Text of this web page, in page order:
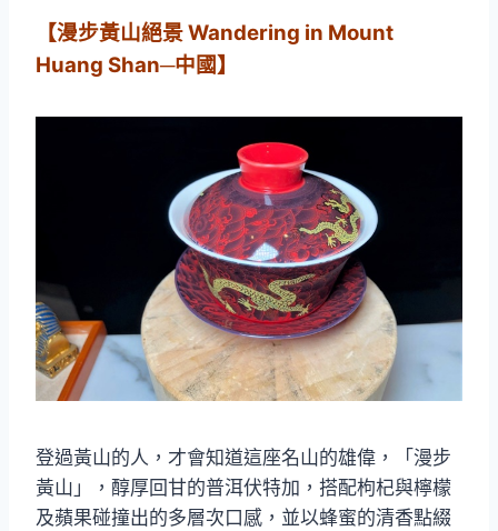
【漫步黃山絕景 Wandering in Mount
Huang Shan─中國】
登過黃山的人，才會知道這座名山的雄偉，「漫步
黃山」，醇厚回甘的普洱伏特加，搭配枸杞與檸檬
及蘋果碰撞出的多層次口感，並以蜂蜜的清香點綴